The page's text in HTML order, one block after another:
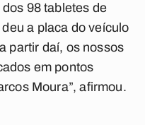
98 tabletes de
a placa do veículo
partir daí, os nossos
em pontos
Moura”, afirmou.